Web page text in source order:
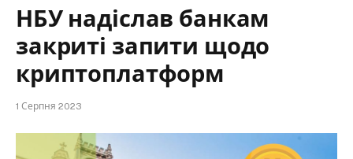
НБУ надіслав банкам
закриті запити щодо
криптоплатформ
1 Серпня 2023